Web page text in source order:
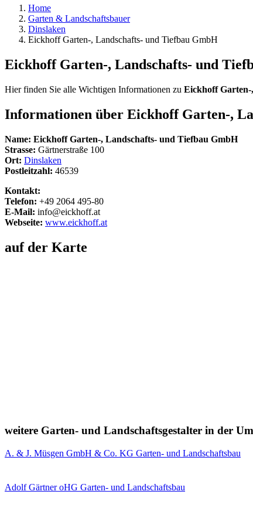
Home
Garten & Landschaftsbauer
Dinslaken
Eickhoff Garten-, Landschafts- und Tiefbau GmbH
Eickhoff Garten-, Landschafts- und
Hier finden Sie alle Wichtigen Informationen zu Eickhoff
Informationen über Eickhoff Garten-,
Name: Eickhoff Garten-, Landschafts- und Tiefbau GmbH
Strasse: Gärtnerstraße 100
Ort: Dinslaken
Postleitzahl: 46539
Kontakt:
Telefon: +49 2064 495-80
E-Mail: info@eickhoff.at
Webseite: www.eickhoff.at
auf der Karte
weitere Garten- und Landschaftsgestalter in der
A. & J. Müsgen GmbH & Co. KG Garten- und Landschaftsbau
Adolf Gärtner oHG Garten- und Landschaftsbau